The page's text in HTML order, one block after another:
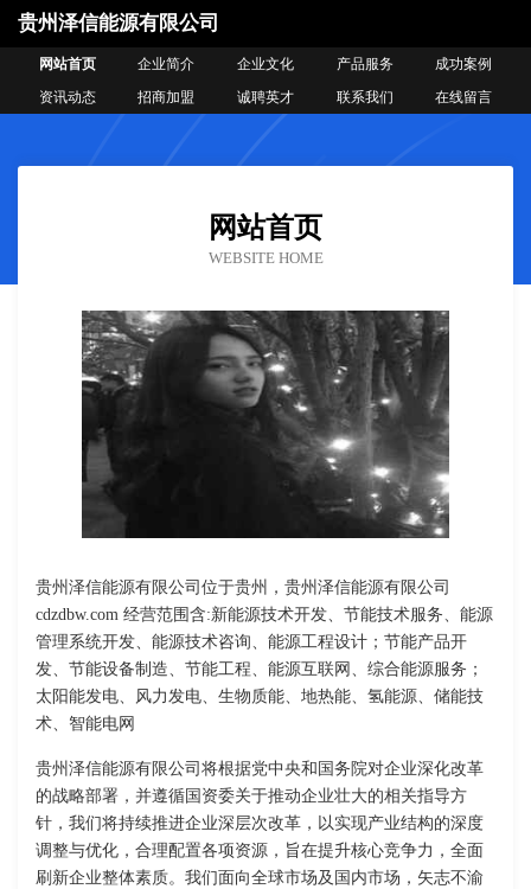
贵州泽信能源有限公司
网站首页 企业简介 企业文化 产品服务
成功案例
资讯动态
招商加盟 诚聘英才 联系我们 在线留言
网站首页
WEBSITE HOME
贵州泽信能源有限公司位于贵州，贵州泽信能源有限公司
cdzdbw.com 经营范围含:新能源技术开发、节能技术服务、能源
管理系统开发、能源技术咨询、能源工程设计；节能产品开
发、节能设备制造、节能工程、能源互联网、综合能源服务；
太阳能发电、风力发电、生物质能、地热能、氢能源、储能技
术、智能电网
贵州泽信能源有限公司将根据党中央和国务院对企业深化改革
的战略部署，并遵循国资委关于推动企业壮大的相关指导方
针，我们将持续推进企业深层次改革，以实现产业结构的深度
调整与优化，合理配置各项资源，旨在提升核心竞争力，全面
刷新企业整体素质。我们面向全球市场及国内市场，矢志不渝